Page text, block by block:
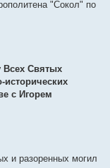
"Сокол" по
Всех Святых
с Игорем
и разоренных могил